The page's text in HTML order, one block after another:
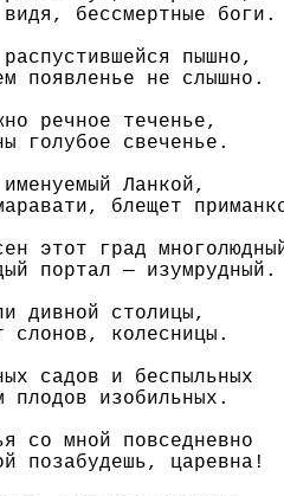
бессмертные боги.
пышно,
появленье не слышно.
речное теченье,
голубое свеченье.
Ланкой,
блещет
этот град
портал — изумрудный.
дивной столицы,
слонов, колесницы.
садов и беспыльных
плодов изобильных.
со мной повседневно
позабудешь, царевна!